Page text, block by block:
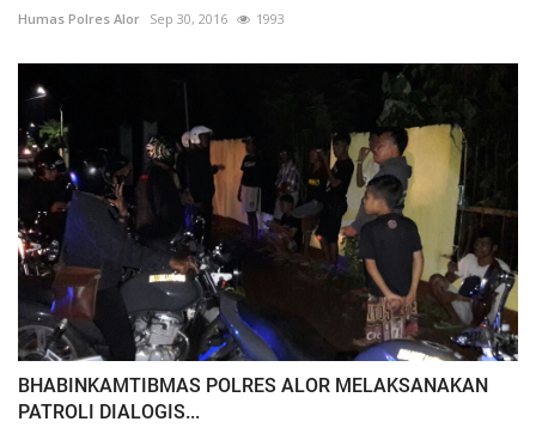
Humas Polres Alor Sep 30, 2016 1993
BHABINKAMTIBMAS POLRES ALOR MELAKSANAKAN
PATROLI DIALOGIS...